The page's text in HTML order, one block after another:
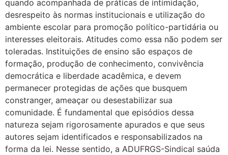
quando acompanhada de práticas de intimidação,
desrespeito às normas institucionais e utilização do
ambiente escolar para promoção político-partidária ou
interesses eleitorais. Atitudes como essa não podem ser
toleradas. Instituições de ensino são espaços de
formação, produção de conhecimento, convivência
democrática e liberdade acadêmica, e devem
permanecer protegidas de ações que busquem
constranger, ameaçar ou desestabilizar sua
comunidade. É fundamental que episódios dessa
natureza sejam rigorosamente apurados e que seus
autores sejam identificados e responsabilizados na
forma da lei. Nesse sentido, a ADUFRGS-Sindical saúda